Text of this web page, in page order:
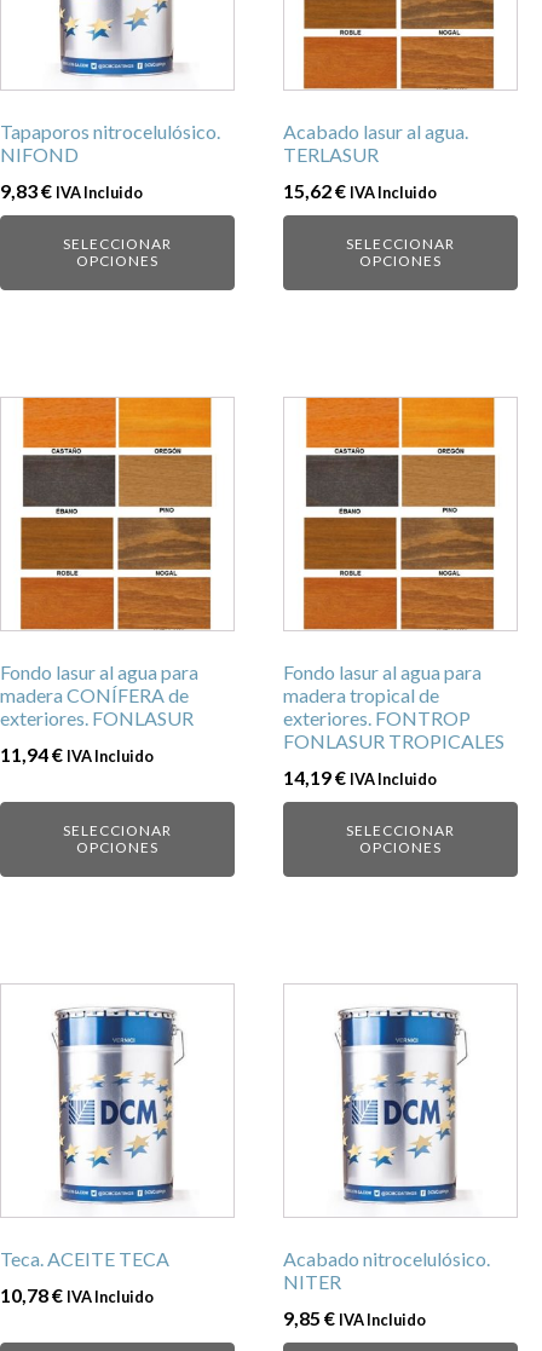
Tapaporos nitrocelulósico.
NIFOND
9,83€ IVA Incluido
SELECCIONAR
OPCIONES
opciones
elegir
la
producto
Acabado lasur al agua.
TERLASUR
15,62€ IVA Incluido
SELECCIONAR
OPCIONES
opciones
elegir
la
producto
Fondo lasur al agua para
madera CONÍFERA de
exteriores. FONLASUR
11,94€ IVA Incluido
SELECCIONAR
OPCIONES
Este
producto
múltiples
opciones
elegir
en
de
producto
Fondo lasur al agua para
madera tropical de
exteriores. FONTROP
FONLASUR TROPICALES
14,19€ IVA Incluido
SELECCIONAR
OPCIONES
Este
producto
múltiples
opciones
elegir
en
la
página
de
producto
Teca. ACEITE TECA
10,78€ IVA Incluido
producto
múltiples
variantes.
opciones
elegir
en
Acabado nitrocelulósico.
NITER
9,85€ IVA Incluido
producto
múltiples
variantes.
opciones
elegir
la